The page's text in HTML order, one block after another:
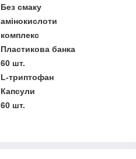
Без смаку
амінокислоти
комплекс
Пластикова банка
60 шт.
L-триптофан
Капсули
60 шт.